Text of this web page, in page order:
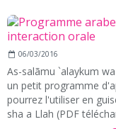
06/03/2016
As-salãmu `alaykum
un petit programme
pourrez l'utiliser en
sha a Llah (PDF